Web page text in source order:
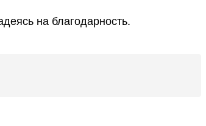
на благодарность.